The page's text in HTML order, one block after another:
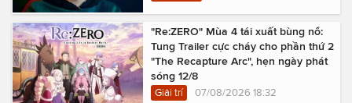
"Re:ZERO" Mùa 4 tái xuất bùng nổ:
Tung Trailer cực cháy cho phần thứ 2
"The Recapture Arc", hẹn ngày phát
sóng 12/8
Giải trí 07/08/2026 18:32